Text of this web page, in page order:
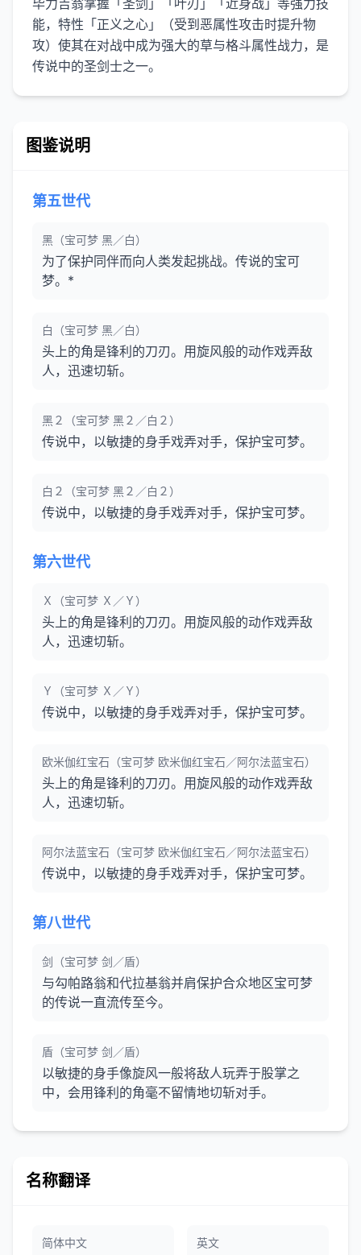
毕力吉翁掌握「圣剑」「叶刃」「近身战」等强力技
能，特性「正义之心」（受到恶属性攻击时提升物
攻）使其在对战中成为强大的草与格斗属性战力，是
传说中的圣剑士之一。
图鉴说明
第五世代
黑（宝可梦 黑／白）
为了保护同伴而向人类发起挑战。传说的宝可
梦。*
白（宝可梦 黑／白）
头上的角是锋利的刀刃。用旋风般的动作戏弄敌
人，迅速切斩。
黑２（宝可梦 黑２／白２）
传说中，以敏捷的身手戏弄对手，保护宝可梦。
白２（宝可梦 黑２／白２）
传说中，以敏捷的身手戏弄对手，保护宝可梦。
第六世代
Ｘ（宝可梦 Ｘ／Ｙ）
头上的角是锋利的刀刃。用旋风般的动作戏弄敌
人，迅速切斩。
Ｙ（宝可梦 Ｘ／Ｙ）
传说中，以敏捷的身手戏弄对手，保护宝可梦。
欧米伽红宝石（宝可梦 欧米伽红宝石／阿尔法蓝宝石）
头上的角是锋利的刀刃。用旋风般的动作戏弄敌
人，迅速切斩。
阿尔法蓝宝石（宝可梦 欧米伽红宝石／阿尔法蓝宝石）
传说中，以敏捷的身手戏弄对手，保护宝可梦。
第八世代
剑（宝可梦 剑／盾）
与勾帕路翁和代拉基翁并肩保护合众地区宝可梦
的传说一直流传至今。
盾（宝可梦 剑／盾）
以敏捷的身手像旋风一般将敌人玩弄于股掌之
中，会用锋利的角毫不留情地切斩对手。
名称翻译
简体中文 英文